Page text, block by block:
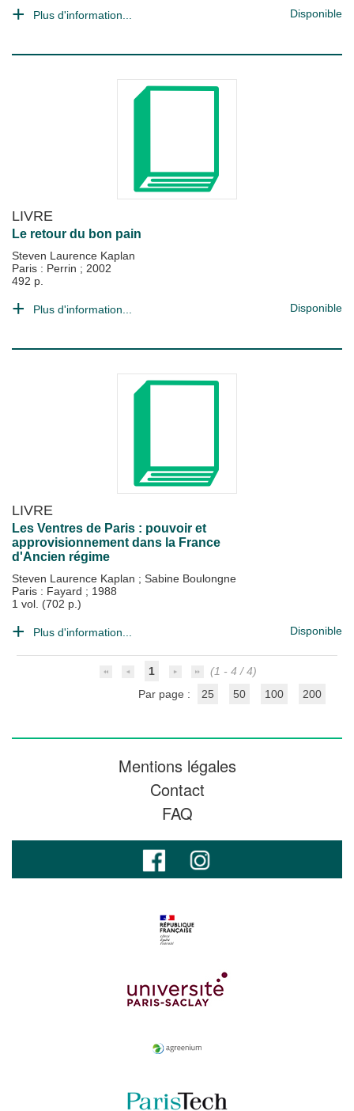
Plus d'information... Disponible
LIVRE
Le retour du bon pain
Steven Laurence Kaplan
Paris : Perrin ; 2002
492 p.
Plus d'information... Disponible
LIVRE
Les Ventres de Paris : pouvoir et
approvisionnement dans la France
d'Ancien régime
Steven Laurence Kaplan ; Sabine Boulongne
Paris : Fayard ; 1988
1 vol. (702 p.)
Plus d'information... Disponible
1
(1 - 4 / 4)
Par page :
25 50 100 200
Mentions légales
Contact
FAQ